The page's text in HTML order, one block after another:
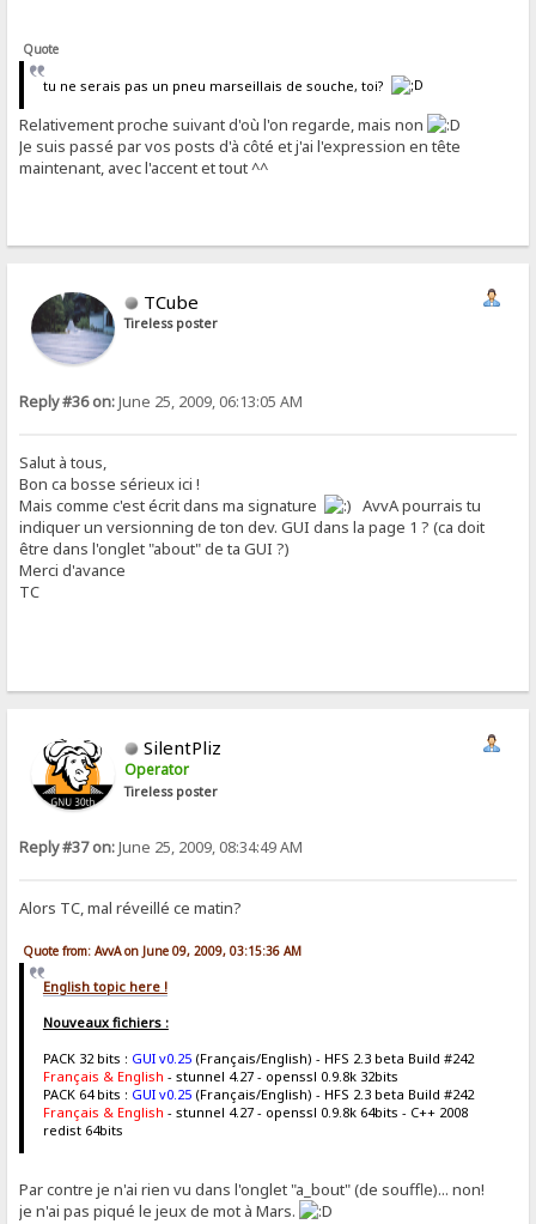
Quote
tu ne serais pas un pneu marseillais de souche, toi?
Relativement proche suivant d'où l'on regarde, mais non
Je suis passé par vos posts d'à côté et j'ai l'expression en tête
maintenant, avec l'accent et tout ^^
TCube
Tireless poster
Reply #36 on:June 25, 2009, 06:13:05 AM
Salut à tous,
Bon ca bosse sérieux ici !
Mais comme c'est écrit dans ma signature
AvvA pourrais tu
indiquer un versionning de ton dev. GUI dans la page 1 ? (ca doit
être dans l'onglet "about" de ta GUI ?)
Merci d'avance
TC
SilentPliz
Operator
Tireless poster
Reply #37 on:June 25, 2009, 08:34:49 AM
Alors TC, mal réveillé ce matin?
Quote from: AvvA on June 09, 2009, 03:15:36 AM
English topic here !
Nouveaux fichiers :
PACK 32 bits : GUI v0.25(Français/English) - HFS 2.3 beta Build #242
Français & English - stunnel 4.27 - openssl 0.9.8k 32bits
PACK 64 bits : GUI v0.25(Français/English) - HFS 2.3 beta Build #242
Français & English - stunnel 4.27 - openssl 0.9.8k 64bits - C++ 2008
redist 64bits
Par contre je n'ai rien vu dans l'onglet "a_bout" (de souffle)... non!
je n'ai pas piqué le jeux de mot à Mars.